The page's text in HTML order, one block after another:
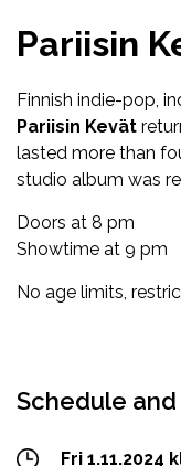
Pariisin
Finnish indie-pop,
Pariisin Kevät
lasted more than
studio album was
Doors at 8 pm
Showtime at 9 pm
No age limits,
Schedule
Fri 1.11.2024